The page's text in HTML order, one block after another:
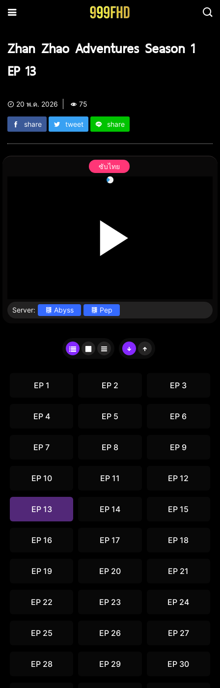
Zhan Zhao Adventures Season 1
EP 13
20 พ.ค. 2026 75
share tweet share
ซับไทย
Server: Abyss Pep
EP 1 EP 2 EP 3
EP 4 EP 5 EP 6
EP 7 EP 8 EP 9
EP 10 EP 11 EP 12
EP 13 EP 14 EP 15
EP 16 EP 17 EP 18
EP 19 EP 20 EP 21
EP 22 EP 23 EP 24
EP 25 EP 26 EP 27
EP 28 EP 29 EP 30